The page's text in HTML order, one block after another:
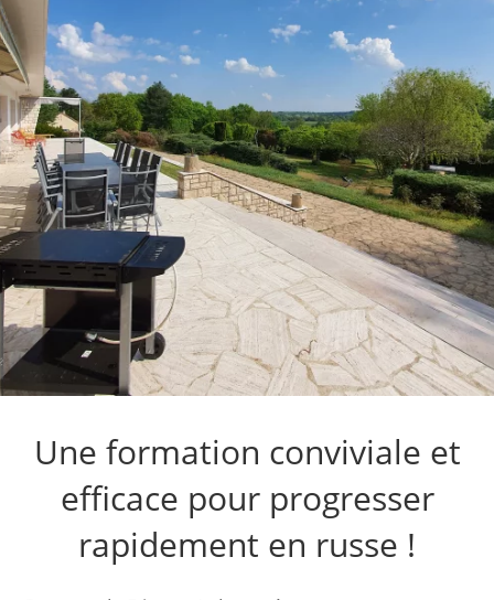
Une formation conviviale et
efficace pour progresser
rapidement en russe !